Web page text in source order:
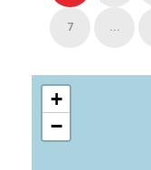
7 ...
+
−